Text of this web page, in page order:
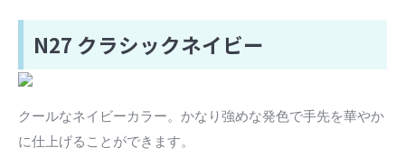
N27 クラシックネイビー
クールなネイビーカラー。かなり強めな発色で手先を華やか
に仕上げることができます。